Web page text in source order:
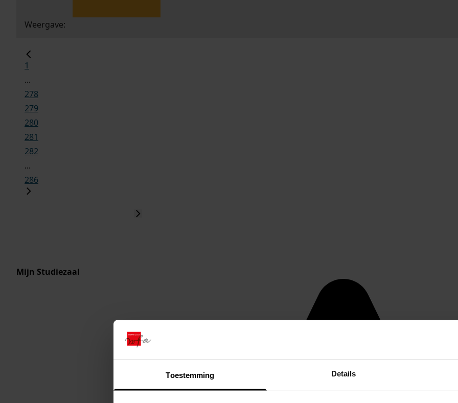
Toestemming Details
Weergave:
1
...
278
279
280
281
282
...
286
Mijn Studiezaal